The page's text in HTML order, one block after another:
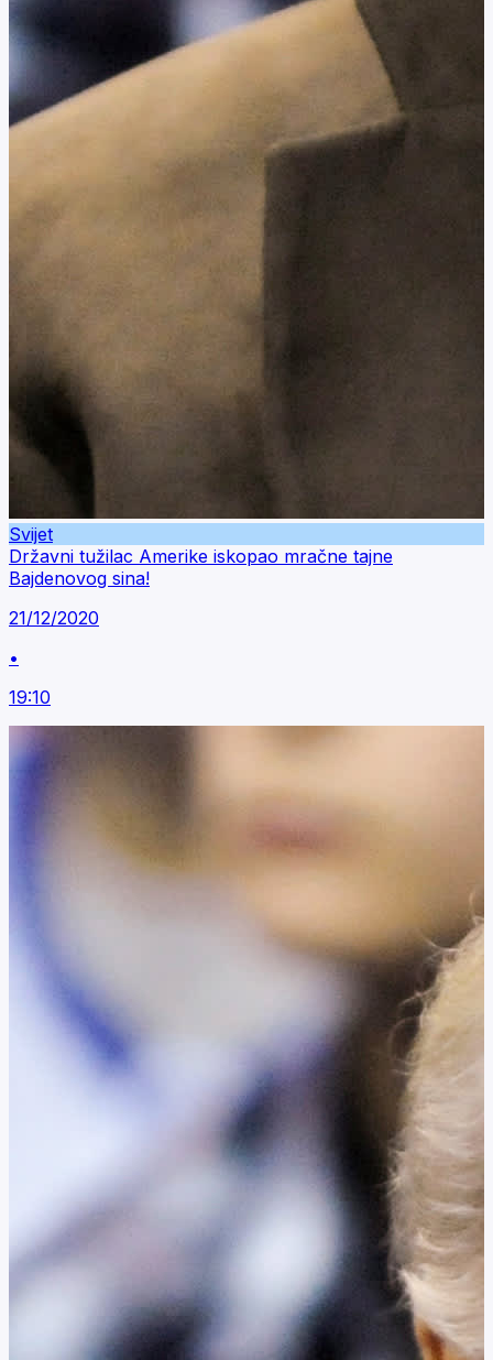
Svijet
Državni tužilac Amerike iskopao mračne tajne
Bajdenovog sina!
21/12/2020
•
19:10